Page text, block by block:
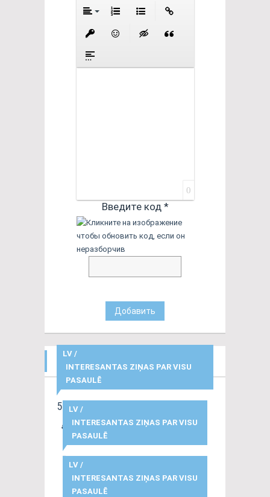
0
Введите код *
Добавить
INTERESANTAS ZIŅAS
LV /
INTERESANTAS ZIŅAS PAR VISU
PASAULĒ
5 interesanti fakti par naudu
admin | 14-02-2020, 08:54
LV /
INTERESANTAS ZIŅAS PAR VISU
PASAULĒ
Īsa loterijas vēsture
alexpuskins| 16-12-2021, 17:14
LV /
INTERESANTAS ZIŅAS PAR VISU
PASAULĒ